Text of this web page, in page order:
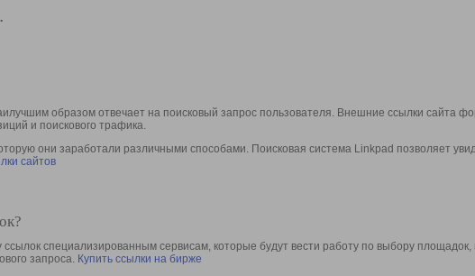
образом отвечает на поисковый запрос пользователя. Внешние ссылки сайта
и поискового трафика.
они заработали различными способами. Поисковая система Linkpad позволяет
сайтов
специализированным сервисам, которые будут вести работу по выбору
запроса. Купить ссылки на бирже